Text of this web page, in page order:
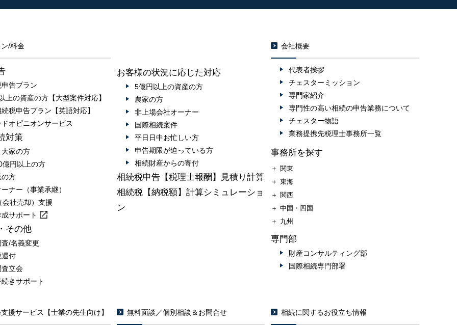
/料金
告プラン
上の資産の方【大型案件対応】
税申告プラン【英語対応】
オピニオンサービス
対策
家の方
億円以上の方
の方
ナー（事業承継）
会社売却）支援
成サポート
その他
/名義変更
還付
立会
きサポート
お客様の状況に応じた対応
5億円以上の資産の方
農家の方
非上場会社オーナー
国際相続案件
平日日中お忙しい方
申告期限が迫っている方
相続財産からの寄付
相続税申告【税理士報酬】見積り計算
相続税【納税額】計算シミュレーショ
ン
会社概要
代表者挨拶
チェスターミッション
専門家紹介
専門性の高い相続の申告業務について
チェスター物語
業務提携先税理士事務所一覧
事務所を探す
＋ 関東
＋ 東海
＋ 関西
＋ 中国・四国
＋ 九州
専門部
財産コンサルティング部
国際相続専門部署
援サービス【士業の先生向け】 無料面談／個別相談＆お問合せ 相続に関するお役立ち情報